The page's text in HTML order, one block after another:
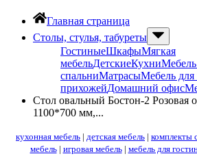
Главная страница
Столы, стулья, табуреты
ГостиныеШкафыМягкая
мебельДетскиеКухни
спальниМатрасыМебель для
прихожейДомашний офис
Стол овальный Бостон-2 Розовая
1100*700 мм,...
кухонная мебель | детская мебель | комплекты
мебель| игровая мебель| мебель для